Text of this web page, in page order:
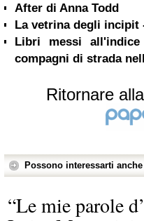
After di Anna Todd
La vetrina degli incipit
Libri messi
compagni di strada
Ritornare
Possono interessarti
“Le mie parole